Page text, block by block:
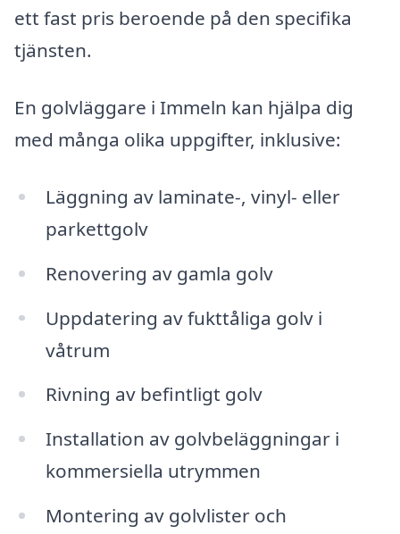
ett fast pris beroende på den specifika
tjänsten.
En golvläggare i Immeln kan hjälpa dig
med många olika uppgifter, inklusive:
Läggning av laminate-, vinyl- eller
parkettgolv
Renovering av gamla golv
Uppdatering av fukttåliga golv i
våtrum
Rivning av befintligt golv
Installation av golvbeläggningar i
kommersiella utrymmen
Montering av golvlister och